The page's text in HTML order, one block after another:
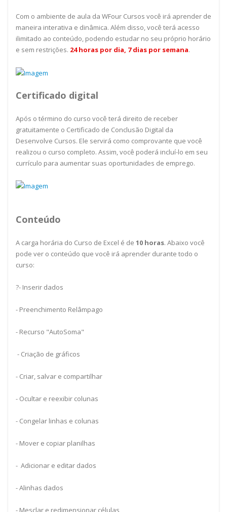
Com o ambiente de aula da WFour Cursos você irá aprender de
maneira interativa e dinâmica. Além disso, você terá acesso
ilimitado ao conteúdo, podendo estudar no seu próprio horário
e sem restrições. 24 horas por dia, 7 dias por semana.
Certificado digital
Após o término do curso você terá direito de receber
gratuitamente o Certificado de Conclusão Digital da
Desenvolve Cursos. Ele servirá como comprovante que você
realizou o curso completo. Assim, você poderá incluí-lo em seu
currículo para aumentar suas oportunidades de emprego.
Conteúdo
A carga horária do Curso de Excel é de 10 horas. Abaixo você
pode ver o conteúdo que você irá aprender durante todo o
curso:
?- Inserir dados
- Preenchimento Relâmpago
- Recurso "AutoSoma"
- Criação de gráficos
- Criar, salvar e compartilhar
- Ocultar e reexibir colunas
- Congelar linhas e colunas
- Mover e copiar planilhas
- Adicionar e editar dados
- Alinhas dados
- Mesclar e redimensionar células